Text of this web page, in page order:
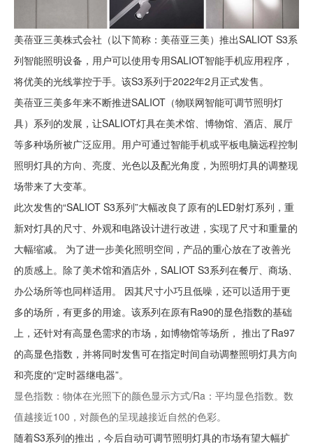
美蓓亚三美株式会社（以下简称：美蓓亚三美）推出SALIOT S3系
列智能照明设备，用户可以使用专用SALIOT智能手机应用程序，
将优美的光线掌控于手。该S3系列于2022年2月正式发售。
美蓓亚三美多年来不断推进SALIOT（物联网智能可调节照明灯
具）系列的发展，让SALIOT灯具在美术馆、博物馆、酒店、展厅
等多种场所被广泛应用。用户可通过智能手机或平板电脑远程控制
照明灯具的方向、亮度、光色以及配光角度，为照明灯具的调整现
场带来了大变革。
此次发售的“SALIOT S3系列”大幅改良了原有的LED射灯系列，重
新对灯具的尺寸、外观和电路设计进行改进，实现了尺寸和重量的
大幅缩减。 为了进一步美化照明空间，产品的重心放在了改善光
的质感上。除了美术馆和酒店外，SALIOT S3系列在餐厅、商场、
办公场所等也同样适用。 因其尺寸小巧且低噪，还可以适用于更
多的场所，有更多的用途。该系列在原有Ra90的显色指数的基础
上，还针对有高显色需求的市场，如博物馆等场所， 推出了Ra97
的高显色指数，并将同时发售可在指定时间自动调整照明灯具方向
和亮度的“定时器继电器”。
显色指数：物体在光照下的颜色显示方式/Ra：平均显色指数。数
值越接近100，对颜色的呈现越接近自然的色彩。
随着S3系列的推出，今后自动可调节照明灯具的市场有望大幅扩